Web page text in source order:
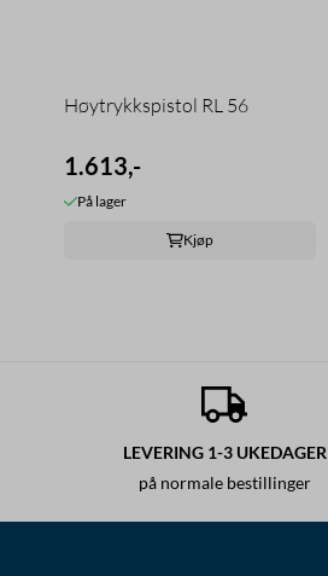
Høytrykkspistol RL 56
1.613,-
På lager
Kjøp
LEVERING 1-3 UKEDAGER
på normale bestillinger